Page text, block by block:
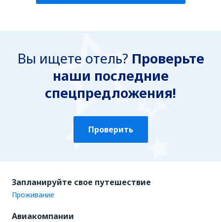
Вы ищете отель? Проверьте
наши последние
спецпредложения!
Проверить
Запланируйте свое путешествие
Проживание
Авиакомпании